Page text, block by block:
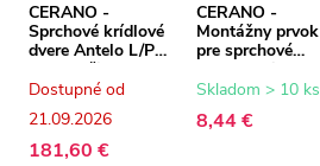
CERANO -
Sprchové krídlové
dvere Antelo L/P -
6 mm - čierna
matná,
transparentné
sklo - 75x190 cm
Dostupné od
21.09.2026
181,60 €
CERANO -
Montážny prvok
pre sprchové
Antelo - čierna
Skladom > 10 ks
8,44 €